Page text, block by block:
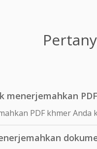
menerjemahkan
PDF khmer